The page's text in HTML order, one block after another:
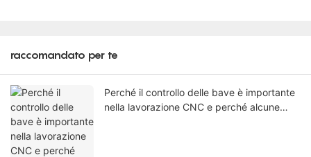
raccomandato per te
Perché il controllo delle bave è importante
nella lavorazione CNC e perché alcune